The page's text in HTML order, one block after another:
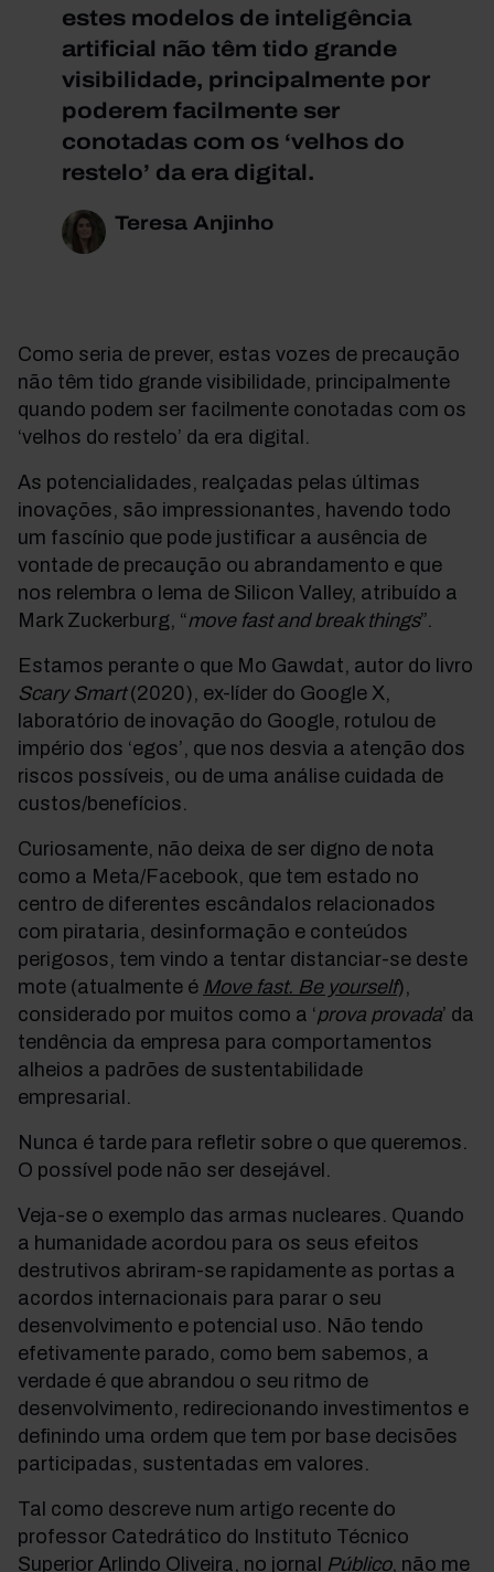
estes modelos de inteligência
artificial não têm tido grande
visibilidade, principalmente por
poderem facilmente ser
conotadas com os ‘velhos do
restelo’ da era digital.
Teresa Anjinho
Como seria de prever, estas vozes de precaução
não têm tido grande visibilidade, principalmente
quando podem ser facilmente conotadas com os
‘velhos do restelo’ da era digital.
As potencialidades, realçadas pelas últimas
inovações, são impressionantes, havendo todo
um fascínio que pode justificar a ausência de
vontade de precaução ou abrandamento e que
nos relembra o lema de Silicon Valley, atribuído a
Mark Zuckerburg, “move fast and break things”.
Estamos perante o que Mo Gawdat, autor do livro
Scary Smart(2020), ex-líder do Google X,
laboratório de inovação do Google, rotulou de
império dos ‘egos’, que nos desvia a atenção dos
riscos possíveis, ou de uma análise cuidada de
custos/benefícios.
Curiosamente, não deixa de ser digno de nota
como a Meta/Facebook, que tem estado no
centro de diferentes escândalos relacionados
com pirataria, desinformação e conteúdos
perigosos, tem vindo a tentar distanciar-se deste
mote (atualmente é Move fast. Be yourself),
considerado por muitos como a ‘prova provada’ da
tendência da empresa para comportamentos
alheios a padrões de sustentabilidade
empresarial.
Nunca é tarde para refletir sobre o que queremos.
O possível pode não ser desejável.
Veja-se o exemplo das armas nucleares. Quando
a humanidade acordou para os seus efeitos
destrutivos abriram-se rapidamente as portas a
acordos internacionais para parar o seu
desenvolvimento e potencial uso. Não tendo
efetivamente parado, como bem sabemos, a
verdade é que abrandou o seu ritmo de
desenvolvimento, redirecionando investimentos e
definindo uma ordem que tem por base decisões
participadas, sustentadas em valores.
Tal como descreve num artigo recente do
professor Catedrático do Instituto Técnico
Superior Arlindo Oliveira, no jornal Público, não me